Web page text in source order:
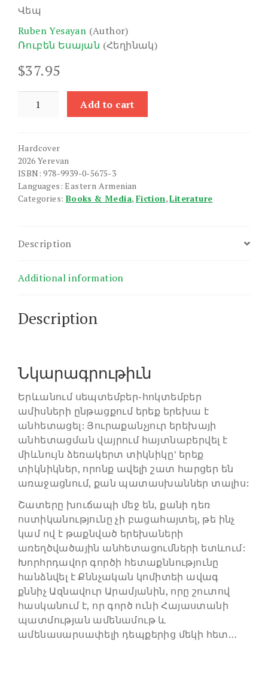
Վեպ
Ruben Yesayan (Author)
Ռուբեն Եսայան (Հեղինակ)
$37.95
quantity
Add to cart
Hardcover
2026 Yerevan
ISBN: 978-9939-0-5675-3
Languages: Eastern Armenian
Categories: Books & Media, Fiction,Literature
Description
Additional information
Description
Նկարագրութիւն
Երևանում սեպտեմբեր֊հոկտեմբեր
ամիսների ընթացքում երեք երեխա է
անհետացել: Յուրաքանչյուր երեխայի
անհետացման վայրում հայտնաբերվել է
միևնույն ձեռակերտ տիկնիկը’ երեք
տիկնիկներ, որոնք ավելի շատ հարցեր են
առաջացնում, քան պատասխաններ տալիս:
Շատերը խուճապի մեջ են, քանի դեռ
ոստիկանությունը չի բացահայտել, թե ինչ
կամ ով է թաքնված երեխաների
առեղծվածային անհետացումների ետևում:
Խորհրդավոր գործի հետաքննությունը
հանձնվել է Քննչական կոմիտեի ավագ
քննիչ Ազնավուր Արամյանին, որը շուտով
հասկանում է, որ գործ ունի Հայաստանի
պատմության ամենամութ և
ամենասարսափելի դեպքերից մեկի հետ…